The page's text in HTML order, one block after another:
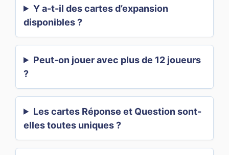
Y a-t-il des cartes d’expansion
disponibles ?
Peut-on jouer avec plus de 12 joueurs
?
Les cartes Réponse et Question sont-
elles toutes uniques ?